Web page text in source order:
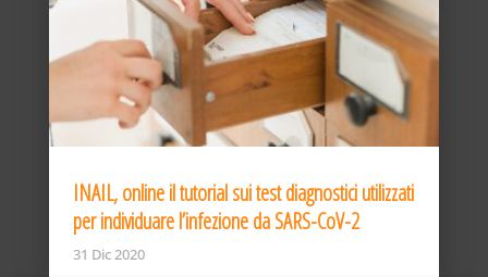
INAIL, online il tutorial sui test diagnostici utilizzati
per individuare l’infezione da SARS-CoV-2
31 Dic 2020